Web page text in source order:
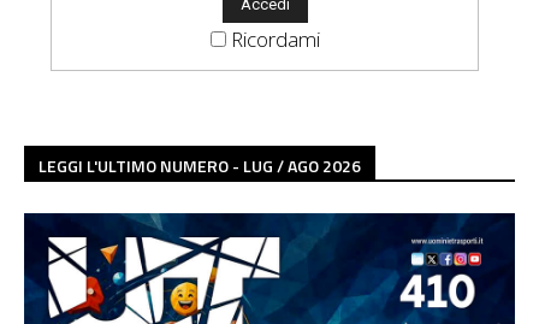
Ricordami
LEGGI L'ULTIMO NUMERO - LUG / AGO 2026